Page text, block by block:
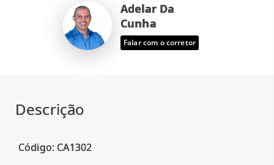
Adelar Da
Cunha
Falar com o corretor
Descrição
Código: CA1302